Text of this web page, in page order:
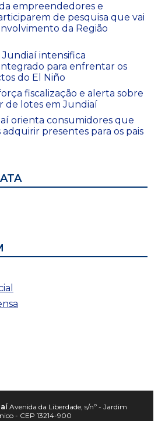
empreendedores e
de pesquisa que vai
da Região
intensifica
para enfrentar os
do El Niño
fiscalização e alerta sobre
de lotes em Jundiaí
orienta consumidores que
adquirir presentes para os pais
Avenida da Liberdade, s/nº - Jardim
- CEP 13214-900